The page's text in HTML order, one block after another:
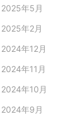
2025年5月
2025年2月
2024年12月
2024年11月
2024年10月
2024年9月